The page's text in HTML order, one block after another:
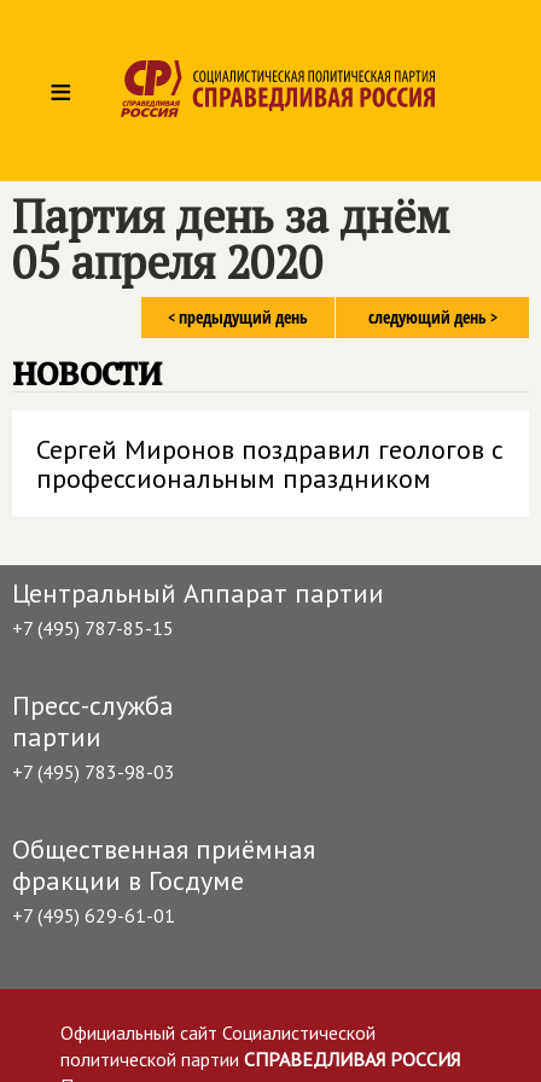
≡
Партия день за днём
05 апреля 2020
следующий день >
< предыдущий день
новости
Сергей Миронов поздравил геологов с
профессиональным праздником
Центральный Аппарат партии
+7 (495) 787-85-15
Пресс-служба
партии
+7 (495) 783-98-03
Общественная приёмная
фракции в Госдуме
+7 (495) 629-61-01
Официальный сайт Социалистической
политической партии СПРАВЕДЛИВАЯ РОССИЯ